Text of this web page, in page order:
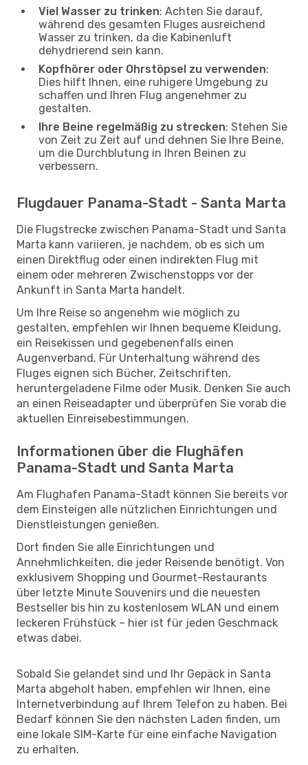
Viel Wasser zu trinken: Achten Sie darauf,
während des gesamten Fluges ausreichend
Wasser zu trinken, da die Kabinenluft
dehydrierend sein kann.
Kopfhörer oder Ohrstöpsel zu verwenden:
Dies hilft Ihnen, eine ruhigere Umgebung zu
schaffen und Ihren Flug angenehmer zu
gestalten.
Ihre Beine regelmäßig zu strecken: Stehen Sie
von Zeit zu Zeit auf und dehnen Sie Ihre Beine,
um die Durchblutung in Ihren Beinen zu
verbessern.
Flugdauer Panama-Stadt - Santa Marta
Die Flugstrecke zwischen Panama-Stadt und Santa
Marta kann variieren, je nachdem, ob es sich um
einen Direktflug oder einen indirekten Flug mit
einem oder mehreren Zwischenstopps vor der
Ankunft in Santa Marta handelt.
Um Ihre Reise so angenehm wie möglich zu
gestalten, empfehlen wir Ihnen bequeme Kleidung,
ein Reisekissen und gegebenenfalls einen
Augenverband. Für Unterhaltung während des
Fluges eignen sich Bücher, Zeitschriften,
heruntergeladene Filme oder Musik. Denken Sie auch
an einen Reiseadapter und überprüfen Sie vorab die
aktuellen Einreisebestimmungen.
Informationen über die Flughäfen
Panama-Stadt und Santa Marta
Am Flughafen Panama-Stadt können Sie bereits vor
dem Einsteigen alle nützlichen Einrichtungen und
Dienstleistungen genießen.
Dort finden Sie alle Einrichtungen und
Annehmlichkeiten, die jeder Reisende benötigt. Von
exklusivem Shopping und Gourmet-Restaurants
über letzte Minute Souvenirs und die neuesten
Bestseller bis hin zu kostenlosem WLAN und einem
leckeren Frühstück – hier ist für jeden Geschmack
etwas dabei.
Sobald Sie gelandet sind und Ihr Gepäck in Santa
Marta abgeholt haben, empfehlen wir Ihnen, eine
Internetverbindung auf Ihrem Telefon zu haben. Bei
Bedarf können Sie den nächsten Laden finden, um
eine lokale SIM-Karte für eine einfache Navigation
zu erhalten.